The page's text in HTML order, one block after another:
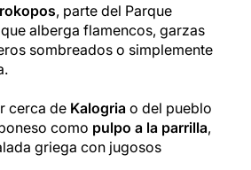
, parte del Parque
alberga flamencos, garzas
sombreados o simplemente
cerca de Kalogria o del pueblo
como pulpo a la parrilla,
griega con jugosos